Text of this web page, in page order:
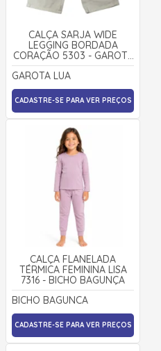
CALÇA SARJA WIDE
LEGGING BORDADA
CORAÇÃO 5303 - GAROTA
LUA
GAROTA LUA
CADASTRE-SE PARA VER PREÇOS
CALÇA FLANELADA
TÉRMICA FEMININA LISA
7316 - BICHO BAGUNÇA
BICHO BAGUNCA
CADASTRE-SE PARA VER PREÇOS